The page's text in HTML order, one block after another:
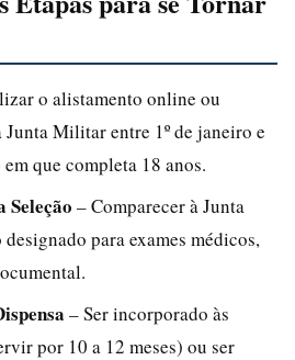
o alistamento online ou
Militar entre 1º de janeiro e
que completa 18 anos.
Seleção – Comparecer à Junta
para exames médicos,
– Ser incorporado às
por 10 a 12 meses) ou ser